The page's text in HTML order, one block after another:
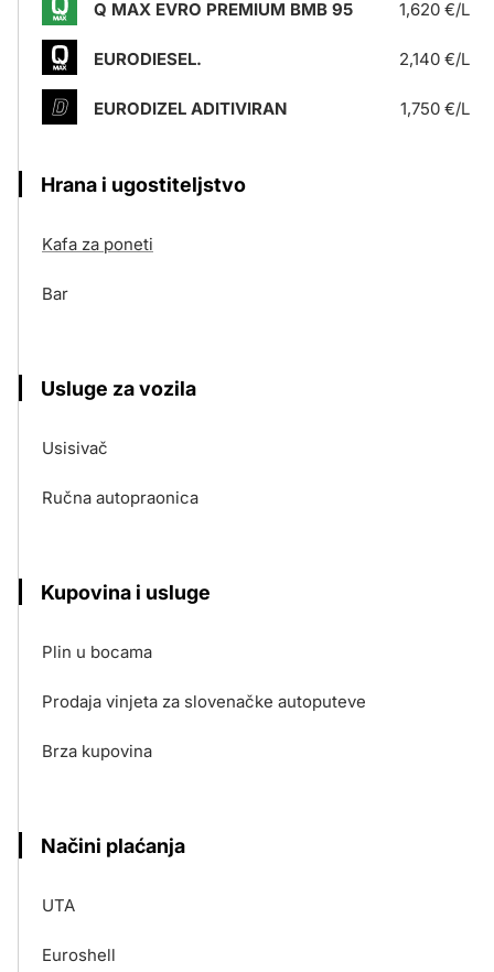
Q MAX EVRO PREMIUM BMB 95 1,620 €/L
EURODIESEL. 2,140 €/L
EURODIZEL ADITIVIRAN 1,750 €/L
Hrana i ugostiteljstvo
Kafa za poneti
Bar
Usluge za vozila
Usisivač
Ručna autopraonica
Kupovina i usluge
Plin u bocama
Prodaja vinjeta za slovenačke autoputeve
Brza kupovina
Načini plaćanja
UTA
Euroshell